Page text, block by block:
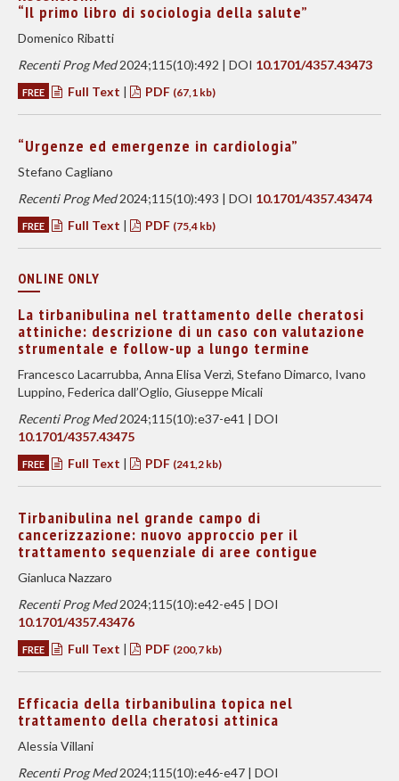
“Il primo libro di sociologia della salute”
Domenico Ribatti
Recenti Prog Med2024;115(10):492 | DOI 10.1701/4357.43473
FREE Full Text | PDF (67,1 kb)
“Urgenze ed emergenze in cardiologia”
Stefano Cagliano
Recenti Prog Med2024;115(10):493 | DOI 10.1701/4357.43474
FREE Full Text | PDF (75,4 kb)
ONLINE ONLY
La tirbanibulina nel trattamento delle cheratosi
attiniche: descrizione di un caso con valutazione
strumentale e follow-up a lungo termine
Francesco Lacarrubba, Anna Elisa Verzì, Stefano Dimarco, Ivano
Luppino, Federica dall’Oglio, Giuseppe Micali
Recenti Prog Med2024;115(10):e37-e41 | DOI
10.1701/4357.43475
FREE Full Text | PDF (241,2 kb)
Tirbanibulina nel grande campo di
cancerizzazione: nuovo approccio per il
trattamento sequenziale di aree contigue
Gianluca Nazzaro
Recenti Prog Med2024;115(10):e42-e45 | DOI
10.1701/4357.43476
FREE Full Text | PDF (200,7 kb)
Efficacia della tirbanibulina topica nel
trattamento della cheratosi attinica
Alessia Villani
Recenti Prog Med2024;115(10):e46-e47 | DOI